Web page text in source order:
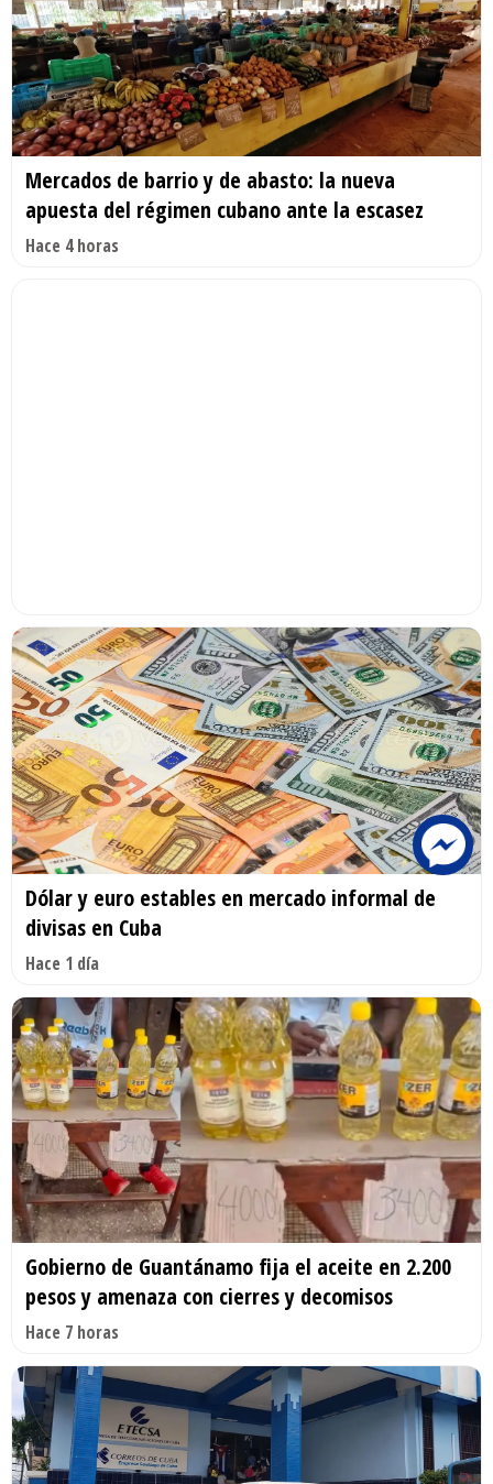
Mercados de barrio y de abasto: la nueva
apuesta del régimen cubano ante la escasez
Hace 4 horas
Dólar y euro estables en mercado informal de
divisas en Cuba
Hace 1 día
Gobierno de Guantánamo fija el aceite en 2.200
pesos y amenaza con cierres y decomisos
Hace 7 horas